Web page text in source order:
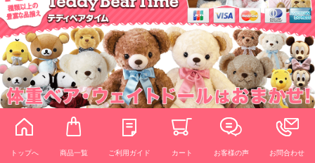
トップへ 商品一覧 ご利用ガイド カート お客様の声 お問合わせ